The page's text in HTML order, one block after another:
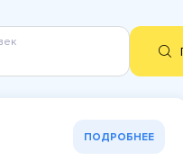
ПОДРОБНЕЕ